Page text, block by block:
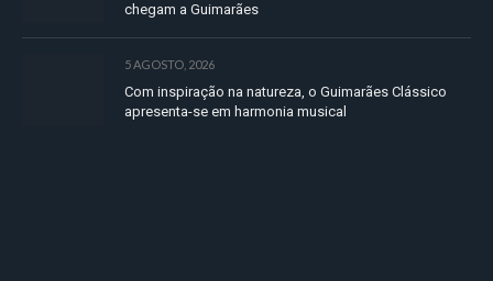
chegam a Guimarães
5 AGOSTO, 2026
Com inspiração na natureza, o Guimarães Clássico
apresenta-se em harmonia musical